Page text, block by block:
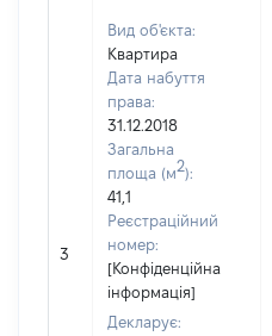
3
Вид об'єкта:
Квартира
Дата набуття
права:
31.12.2018
Загальна
площа (м2):
41,1
Реєстраційний
номер:
[Конфіденційна
інформація]
Декларує: